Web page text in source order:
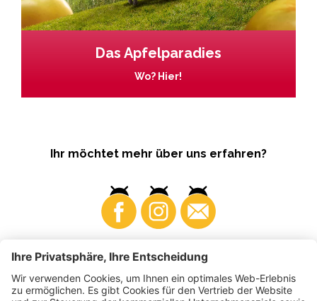
Das Apfelparadies
Wo? Hier!
Ihr möchtet mehr über uns erfahren?
Business Produzenten